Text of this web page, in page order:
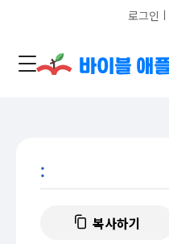
로그인 ㅣ
:
복사하기